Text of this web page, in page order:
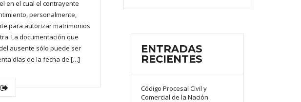
en el cual el contrayente
personalmente,
para autorizar matrimonios
La documentación que
ausente sólo puede ser
días de la fecha de […]
ENTRADAS
RECIENTES
Código Procesal Civil y
Comercial de la Nación